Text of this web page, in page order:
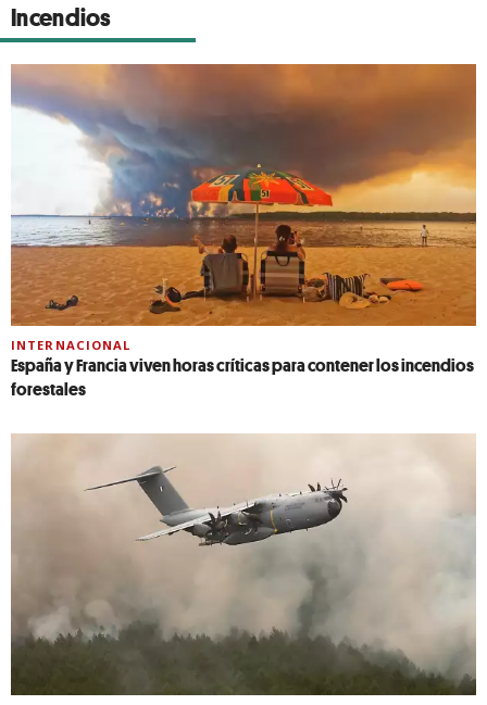
Incendios
INTERNACIONAL
España y Francia viven horas críticas para contener los incendios
forestales